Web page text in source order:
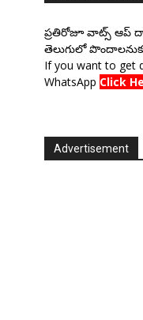
ప్రతిరోజూ వాట్స్ ఆప్
తెలుగులో
If you want to get
WhatsApp Click
Advertisement